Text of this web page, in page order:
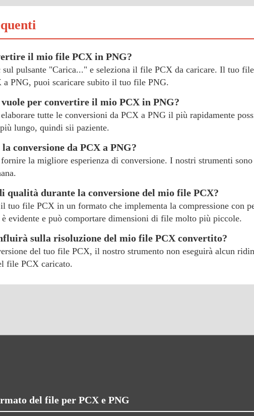
il mio file PCX in PNG?
pulsante "Carica..." e seleziona il file PCX da caricare. Il tuo
a PNG, puoi scaricare subito il tuo file PNG.
per convertire il mio PCX in PNG?
tutte le conversioni da PCX a PNG il più rapidamente
lungo, quindi sii paziente.
conversione da PCX a PNG?
la migliore esperienza di conversione. I nostri strumenti
qualità durante la conversione del mio file PCX?
tuo file PCX in un formato che implementa la compressione con
evidente e può comportare dimensioni di file molto più piccole.
sulla risoluzione del mio file PCX convertito?
del tuo file PCX, il nostro strumento non eseguirà alcun
file PCX caricato.
del file per PCX e PNG